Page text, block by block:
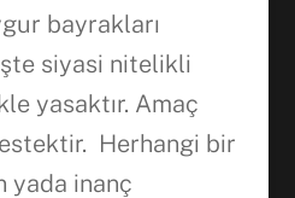
bayrakları
siyasi nitelikli
yasaktır. Amaç
Herhangi bir
yada inanç